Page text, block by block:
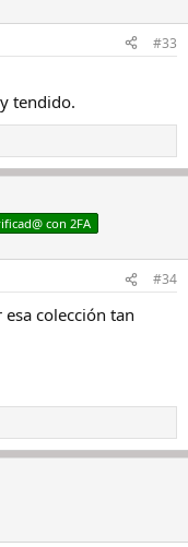
#33
tendido.
con 2FA
#34
colección tan